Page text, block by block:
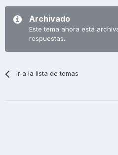
Archivado
Este tema ahora está
respuestas.
Ir a la lista de temas